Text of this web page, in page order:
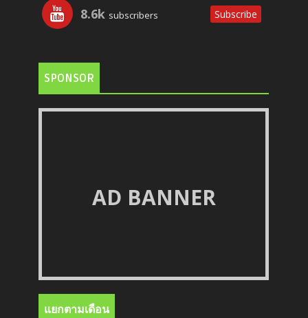
8.6k subscribers Subscribe
SPONSOR
AD BANNER
แยกตามเดือน